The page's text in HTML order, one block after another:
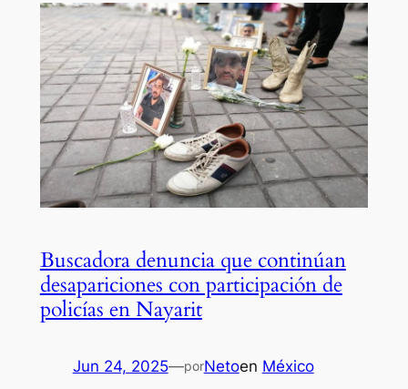
Buscadora denuncia que continúan
desapariciones con participación de
policías en Nayarit
Jun 24, 2025—porNetoen México